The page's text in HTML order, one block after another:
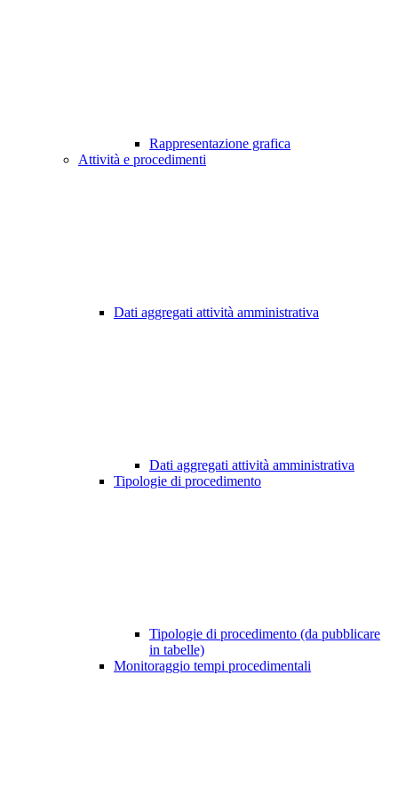
Rappresentazione grafica
Attività e procedimenti
Dati aggregati attività amministrativa
Dati aggregati attività amministrativa
Tipologie di procedimento
Tipologie di procedimento (da pubblicare
in tabelle)
Monitoraggio tempi procedimentali